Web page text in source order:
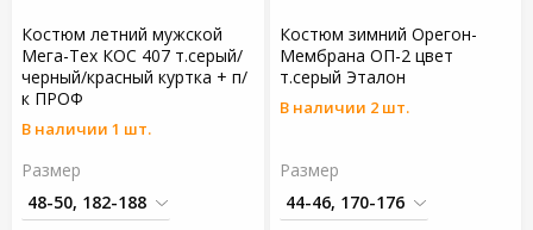
Костюм летний мужской
Мега-Тех КОС 407 т.серый/
черный/красный куртка + п/
к ПРОФ
В наличии 1 шт.
Размер
Костюм зимний Орегон-
Мембрана ОП-2 цвет
т.серый Эталон
В наличии 2 шт.
Размер